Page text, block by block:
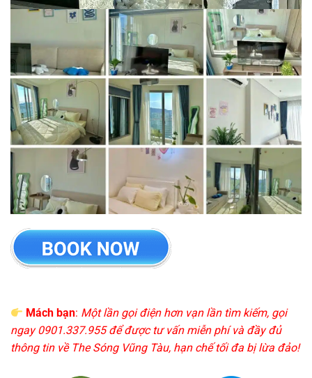
Mách bạn: Một lần gọi điện hơn vạn lần tìm kiếm, gọi
ngay 0901.337.955 để được tư vấn miễn phí và đầy đủ
thông tin về The Sóng Vũng Tàu, hạn chế tối đa bị lừa đảo!